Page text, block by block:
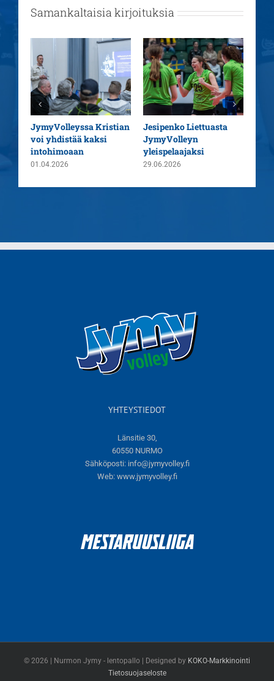
Samankaltaisia kirjoituksia
JymyVolleyssa Kristian
voi yhdistää kaksi
intohimoaan
01.04.2026
Jesipenko Liettuasta
JymyVolleyn
yleispelaajaksi
29.06.2026
YHTEYSTIEDOT
Länsitie 30,
60550 NURMO
Sähköposti: info@jymyvolley.fi
Web: www.jymyvolley.fi
© 2026 | Nurmon Jymy - lentopallo | Designed by KOKO-Markkinointi
Tietosuojaseloste